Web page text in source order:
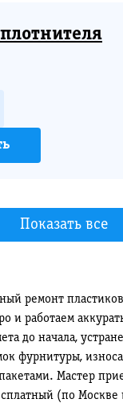
Показать все
ремонт
и работаем
до начала,
фурнитуры,
Мастер
(по Москве